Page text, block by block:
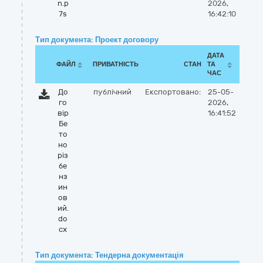
n.p
7s
2026,
16:42:10
Тип документа: Проект договору
ФАЙЛ ПРИВАТНІСТЬ СТАН
ДАТА
ТА
ЧАС
До
го
вір
Бе
то
но
різ
бе
нз
ин
ов
ий.
do
cx
публічний Експортовано:
25-05-
2026,
16:41:52
Тип документа: Тендерна документація